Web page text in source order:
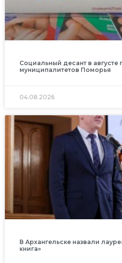
Социальный десант в августе
муниципалитетов Поморья
04.08.2026
В Архангельске назвали
книга»